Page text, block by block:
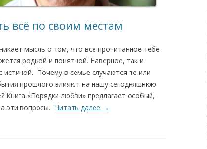
всё по своим местам
мысль о том, что все прочитанное тебе
родной и понятной. Наверное, так и
истиной. Почему в семье случаются те или
прошлого влияют на нашу сегодняшнюю
Книга «Порядки любви» предлагает особый,
эти вопросы. Читать далее →